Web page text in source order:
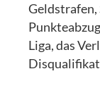
Liga, das